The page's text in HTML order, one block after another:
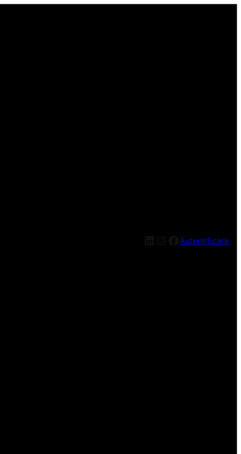
LinkedIn
Instagram
Facebook
Autentificare